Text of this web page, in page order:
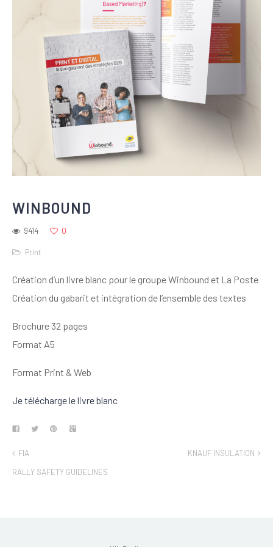
WINBOUND
9414 0
Print
Création d’un livre blanc pour le groupe Winbound et La Poste
Création du gabarit et intégration de l’ensemble des textes
Brochure 32 pages
Format A5
Format Print & Web
Je télécharge le livre blanc
FIA
RALLY SAFETY GUIDELINES
KNAUF INSULATION